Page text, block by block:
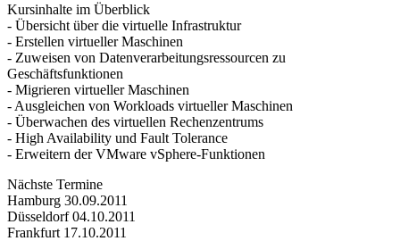
Kursinhalte im Überblick
- Übersicht über die virtuelle Infrastruktur
- Erstellen virtueller Maschinen
- Zuweisen von Datenverarbeitungsressourcen zu
Geschäftsfunktionen
- Migrieren virtueller Maschinen
- Ausgleichen von Workloads virtueller Maschinen
- Überwachen des virtuellen Rechenzentrums
- High Availability und Fault Tolerance
- Erweitern der VMware vSphere-Funktionen
Nächste Termine
Hamburg 30.09.2011
Düsseldorf 04.10.2011
Frankfurt 17.10.2011